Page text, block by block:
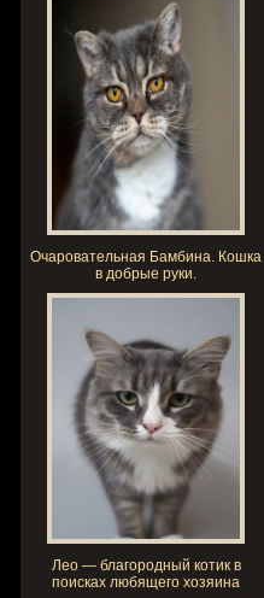
Очаровательная Бамбина. Кошка
в добрые руки.
Лео — благородный котик в
поисках любящего хозяина